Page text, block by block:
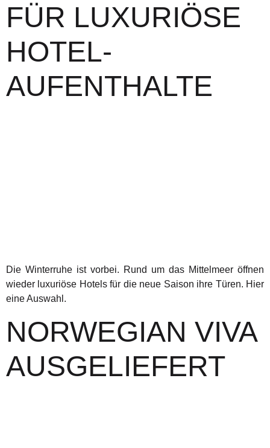
FÜR LUXURIÖSE
HOTEL-
AUFENTHALTE
Die Winterruhe ist vorbei. Rund um das Mittelmeer öffnen
wieder luxuriöse Hotels für die neue Saison ihre Türen. Hier
eine Auswahl.
NORWEGIAN VIVA
AUSGELIEFERT